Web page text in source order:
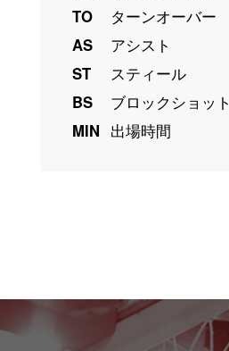
TO
ターンオーバー
AS
アシスト
ST
スティール
BS
ブロックショット
MIN 出場時間